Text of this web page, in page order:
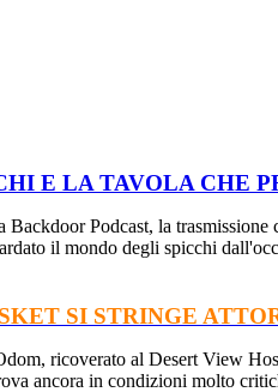
E LA TAVOLA CHE
Podcast, la
il mondo degli spicchi
SI STRINGE
ricoverato al Desert View
ancora in condizioni molto